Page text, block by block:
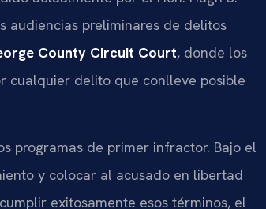
audiencias preliminares de delitos
County Circuit Court, donde los
cualquier delito que conlleve posible
programas de primer infractor. Bajo el
y colocar al acusado en libertad
exitosamente esos términos, el